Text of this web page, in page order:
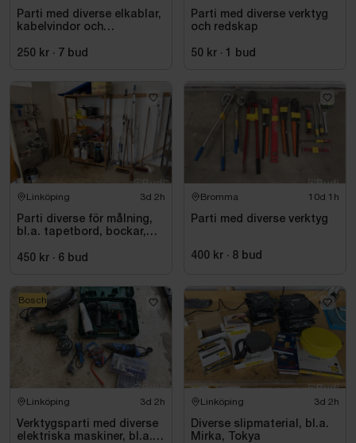
Parti med diverse elkablar,
kabelvindor och
250 kr · 7 bud
Parti med diverse verktyg
och redskap
50 kr · 1 bud
Linköping 3d 2h
Parti diverse för målning,
bl.a. tapetbord, bockar,
redskap
450 kr · 6 bud
Bromma 10d 1h
Parti med diverse verktyg
400 kr · 8 bud
Linköping 3d 2h
Verktygsparti med diverse
elektriska maskiner, bl.a.
Bosch
Linköping 3d 2h
Diverse slipmaterial, bl.a.
Mirka, Tokya